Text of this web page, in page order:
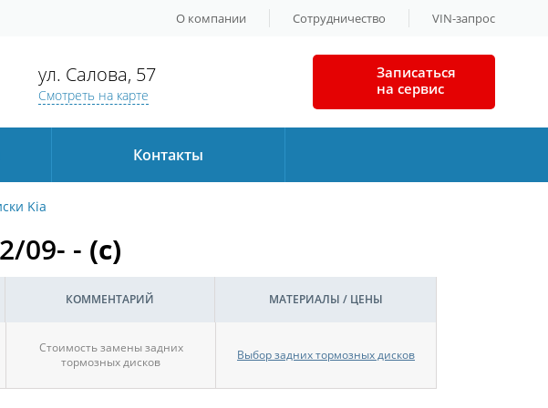
О компании Сотрудничество VIN-запрос
ул. Салова, 57
Смотреть на карте
Записаться
на сервис
Контакты
Kia
09- - (c)
КОММЕНТАРИЙ МАТЕРИАЛЫ / ЦЕНЫ
Стоимость замены задних
тормозных дисков
Выбор задних тормозных дисков